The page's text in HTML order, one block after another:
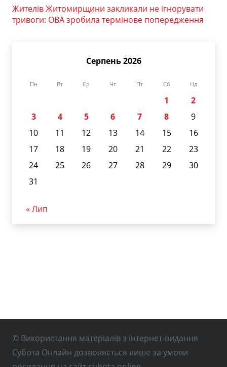
Жителів Житомирщини закликали не ігнорувати
тривоги: ОВА зробила термінове попередження
Серпень 2026
Пн Вт Ср Чт Пт Сб Нд
1
2
3
4 5 6 7 8
9
10
11 12 13 14 15
16
17
18 19 20 21 22
23
24
25 26 27 28 29
30
31
« Лип
© Використання матеріалів з інтернет-видання
Субота Онлайн дозволяється лише за умови